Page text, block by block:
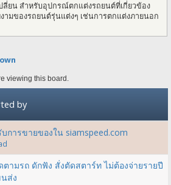
ยน สำหรับอุปกรณ์ตกแต่งรถยนต์ที่เกี่ยวข้อง
ามของรถยนต์รุ่นแต่งๆ เช่นการตกแต่งภายนอก
viewing this board.
by
การขายของใน siamspeed.com
ตามรถ ดักฟัง สั่งตัดสตาร์ท ไม่ต้องจ่ายรายปี
ส่ง